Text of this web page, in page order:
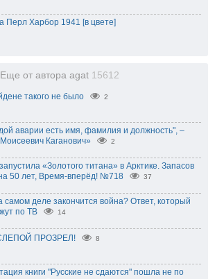
Перл Харбор 1941 [в цвете]
Еще от автора agat 15612
такого не было 2
аварии есть имя, фамилия и должность", –
Каганович»
2
«Золотого титана» в Арктике. Запасов
50 лет, Время-вперёд! №718
37
самом деле закончится война? Ответ, который
по ТВ
14
ПРОЗРЕЛ! 8
книги "Русские не сдаются" пошла не по